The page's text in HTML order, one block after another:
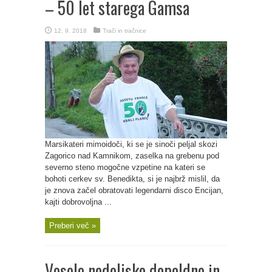
– 50 let starega Gamsa
12. 9. 2018 Trači in tračnice
Marsikateri mimoidoči, ki se je sinoči peljal skozi
Zagorico nad Kamnikom, zaselka na grebenu pod
severno steno mogočne vzpetine na kateri se
bohoti cerkev sv. Benedikta, si je najbrž mislil, da
je znova začel obratovati legendarni disco Encijan,
kajti dobrovoljna ...
Preberi več »